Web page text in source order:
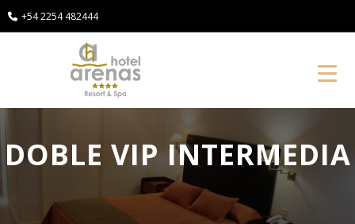
+54 2254 482444
DOBLE VIP INTERMEDIA